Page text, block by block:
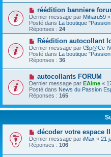
réédition banniere
Dernier message par Miharu59 «
Posté dans La boutique
Réponses : 24
Réédition autocollant
Dernier message par €$p@Ce
Posté dans La boutique
Réponses : 36
autocollants FORUM
Dernier message par EAime «
Posté dans News du Passion
Réponses : 165
décoder votre espace II
Dernier message par iMax « 21
Réponses : 106